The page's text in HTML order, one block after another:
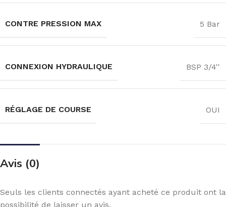
CONTRE PRESSION MAX 5 Bar
CONNEXION HYDRAULIQUE BSP 3/4''
RÉGLAGE DE COURSE OUI
Avis (0)
Seuls les clients connectés ayant acheté ce produit ont la
possibilité de laisser un avis.